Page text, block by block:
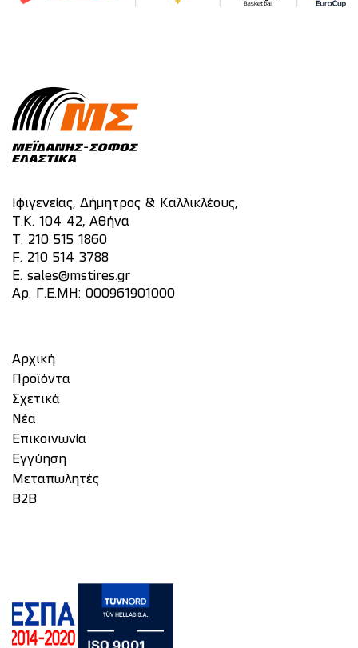
Ιφιγενείας, Δήμητρος & Καλλικλέους,
Τ.Κ. 104 42, Αθήνα
T. 210 515 1860
F. 210 514 3788
E. sales@mstires.gr
Αρ. Γ.Ε.ΜΗ: 000961901000
Αρχική
Προϊόντα
Σχετικά
Νέα
Επικοινωνία
Eγγύηση
Μεταπωλητές
Β2Β